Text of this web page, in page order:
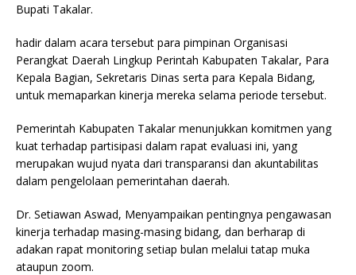
Bupati Takalar.
hadir dalam acara tersebut para pimpinan Organisasi
Perangkat Daerah Lingkup Perintah Kabupaten Takalar, Para
Kepala Bagian, Sekretaris Dinas serta para Kepala Bidang,
untuk memaparkan kinerja mereka selama periode tersebut.
Pemerintah Kabupaten Takalar menunjukkan komitmen yang
kuat terhadap partisipasi dalam rapat evaluasi ini, yang
merupakan wujud nyata dari transparansi dan akuntabilitas
dalam pengelolaan pemerintahan daerah.
Dr. Setiawan Aswad, Menyampaikan pentingnya pengawasan
kinerja terhadap masing-masing bidang, dan berharap di
adakan rapat monitoring setiap bulan melalui tatap muka
ataupun zoom.